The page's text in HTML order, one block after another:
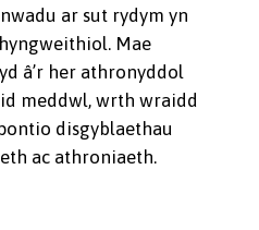
ar sut rydym yn
Mae
â’r her athronyddol
meddwl, wrth wraidd
disgyblaethau
ac athroniaeth.